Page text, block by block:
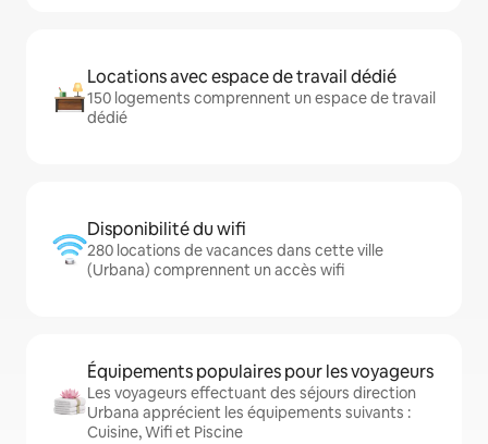
Locations avec espace de travail dédié
150 logements comprennent un espace de travail
dédié
Disponibilité du wifi
280 locations de vacances dans cette ville
(Urbana) comprennent un accès wifi
Équipements populaires pour les voyageurs
Les voyageurs effectuant des séjours direction
Urbana apprécient les équipements suivants :
Cuisine, Wifi et Piscine